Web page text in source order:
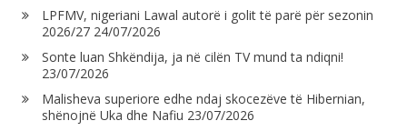
LPFMV, nigeriani Lawal autorë i golit të parë për sezonin
2026/27 24/07/2026
Sonte luan Shkëndija, ja në cilën TV mund ta ndiqni!
23/07/2026
Malisheva superiore edhe ndaj skocezëve të Hibernian,
shënojnë Uka dhe Nafiu 23/07/2026